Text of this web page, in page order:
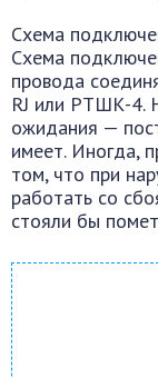
Схема
Схема
провода
RJ или РТШК-4.
ожидания —
имеет. Иногда,
том, что при
работать со
стояли бы